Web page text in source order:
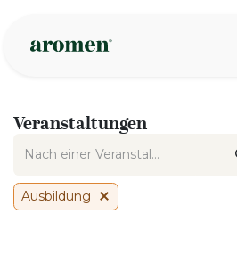
Veranstaltungen
Ausbildung